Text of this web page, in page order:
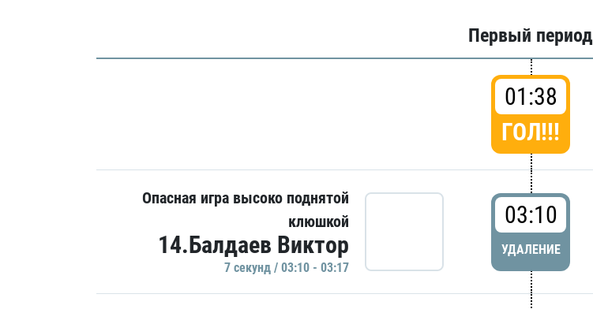
Первый период
01:38
ГОЛ!!!
Опасная игра высоко поднятой
клюшкой
14.Балдаев Виктор
7 секунд / 03:10 - 03:17
03:10
УДАЛЕНИЕ